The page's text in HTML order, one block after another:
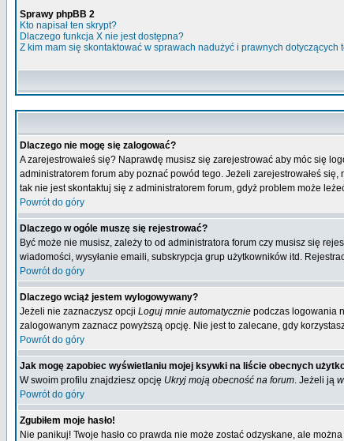
Sprawy phpBB 2
Kto napisał ten skrypt?
Dlaczego funkcja X nie jest dostępna?
Z kim mam się skontaktować w sprawach nadużyć i prawnych dotyczących
Dlaczego nie mogę się zalogować?
A zarejestrowałeś się? Naprawdę musisz się zarejestrować aby móc się
administratorem forum aby poznać powód tego. Jeżeli zarejestrowałeś
tak nie jest skontaktuj się z administratorem forum, gdyż problem może
Powrót do góry
Dlaczego w ogóle muszę się rejestrować?
Być może nie musisz, zależy to od administratora forum czy musisz się
wiadomości, wysyłanie emaili, subskrypcja grup użytkowników itd.
Powrót do góry
Dlaczego wciąż jestem wylogowywany?
Jeżeli nie zaznaczysz opcji Loguj mnie automatycznie podczas logowania
zalogowanym zaznacz powyższą opcję. Nie jest to zalecane, gdy
Powrót do góry
Jak mogę zapobiec wyświetlaniu mojej ksywki na liście obecnych
W swoim profilu znajdziesz opcję Ukryj moją obecność na forum. Jeżeli ją
Powrót do góry
Zgubiłem moje hasło!
Nie panikuj! Twoje hasło co prawda nie może zostać odzyskane, ale